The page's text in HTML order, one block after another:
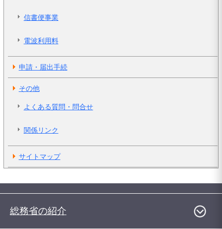
信書便事業
電波利用料
申請・届出手続
その他
よくある質問・問合せ
関係リンク
サイトマップ
総務省の紹介